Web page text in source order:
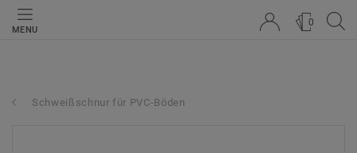
MENU
0
Schweißschnur für PVC-Böden